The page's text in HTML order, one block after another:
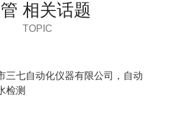
相关话题
TOPIC
三七自动化仪器有限公司，自动
检测